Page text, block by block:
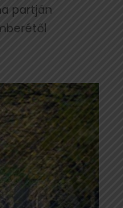
partján